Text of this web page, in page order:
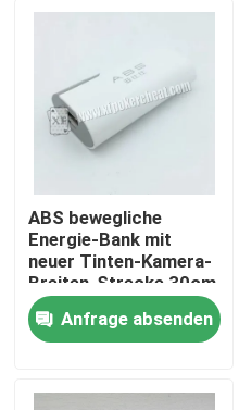
Produkte
Videos
Über uns
Werksbesichtigung
Qualitätskontrolle
ABS bewegliche
Energie-Bank mit
neuer Tinten-Kamera-
Breiten-Strecke 30cm
Anfrage absenden